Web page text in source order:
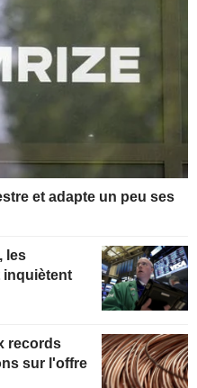
et adapte un peu ses
les
inquiètent
records
sur l'offre